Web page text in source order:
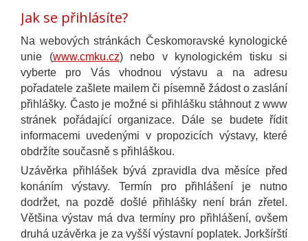
Jak se přihlásíte?
Na webových stránkách Českomoravské kynologické
unie (www.cmku.cz) nebo v kynologickém tisku si
vyberte pro Vás vhodnou výstavu a na adresu
pořadatele zašlete mailem či písemně žádost o zaslání
přihlášky. Často je možné si přihlášku stáhnout z www
stránek pořádající organizace. Dále se budete řídit
informacemi uvedenými v propozicích výstavy, které
obdržíte současně s přihláškou.
Uzávěrka přihlášek bývá zpravidla dva měsíce před
konáním výstavy. Termín pro přihlášení je nutno
dodržet, na pozdě došlé přihlášky není brán zřetel.
Většina výstav má dva termíny pro přihlášení, ovšem
druhá uzávěrka je za vyšší výstavní poplatek. Jorkšírští